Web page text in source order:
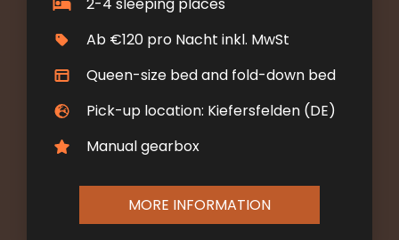
Ab €120 pro Nacht inkl. MwSt
Queen-size bed and fold-down bed
Pick-up location: Kiefersfelden (DE)
Manual gearbox
MORE INFORMATION